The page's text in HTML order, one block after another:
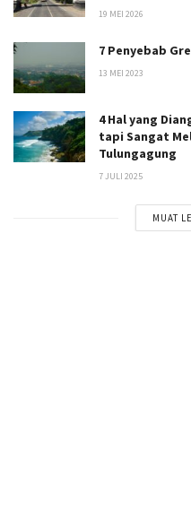
19 MEI 2026
7 Penyebab
13 MEI 2023
4 Hal yang
tapi Sangat
Tulungagung
7 JULI 2025
MUAT